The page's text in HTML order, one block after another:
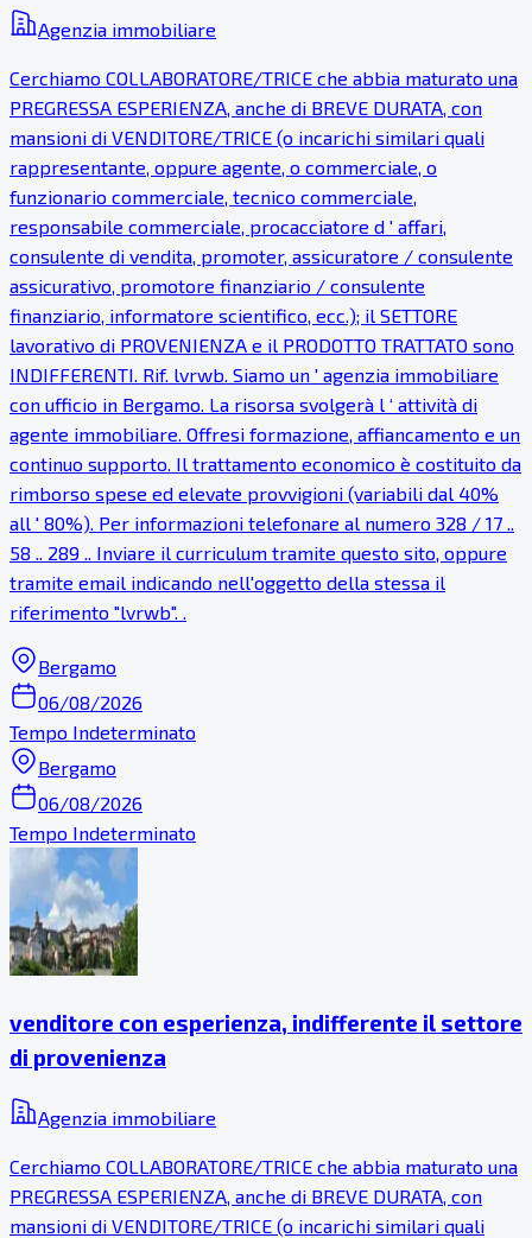
Agenzia immobiliare
Cerchiamo COLLABORATORE/TRICE che abbia maturato una
PREGRESSA ESPERIENZA, anche di BREVE DURATA, con
mansioni di VENDITORE/TRICE (o incarichi similari quali
rappresentante, oppure agente, o commerciale, o
funzionario commerciale, tecnico commerciale,
responsabile commerciale, procacciatore d ' affari,
consulente di vendita, promoter, assicuratore / consulente
assicurativo, promotore finanziario / consulente
finanziario, informatore scientifico, ecc.); il SETTORE
lavorativo di PROVENIENZA e il PRODOTTO TRATTATO sono
INDIFFERENTI. Rif. lvrwb. Siamo un ' agenzia immobiliare
con ufficio in Bergamo. La risorsa svolgerà l ‘ attività di
agente immobiliare. Offresi formazione, affiancamento e un
continuo supporto. Il trattamento economico è costituito da
rimborso spese ed elevate provvigioni (variabili dal 40%
all ' 80%). Per informazioni telefonare al numero 328 / 17 ..
58 .. 289 .. Inviare il curriculum tramite questo sito, oppure
tramite email indicando nell'oggetto della stessa il
riferimento "lvrwb". .
Bergamo
06/08/2026
Tempo Indeterminato
Bergamo
06/08/2026
Tempo Indeterminato
venditore con esperienza, indifferente il settore
di provenienza
Agenzia immobiliare
Cerchiamo COLLABORATORE/TRICE che abbia maturato una
PREGRESSA ESPERIENZA, anche di BREVE DURATA, con
mansioni di VENDITORE/TRICE (o incarichi similari quali